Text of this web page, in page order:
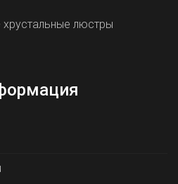
хрустальные люстры